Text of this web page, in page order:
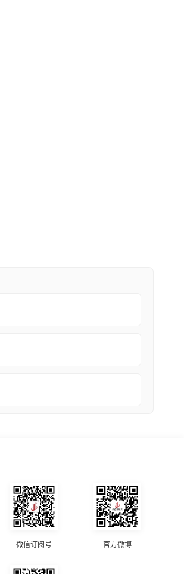
微信订阅号 官方微博